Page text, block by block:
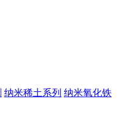
纳米稀土系列 纳米氧化铁